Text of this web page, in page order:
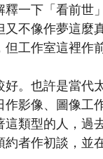
一下「看前世
不像作夢這麼
工作室這裡作
。也許是當代
影像、圖像工
類型的人，過
者作初談，並